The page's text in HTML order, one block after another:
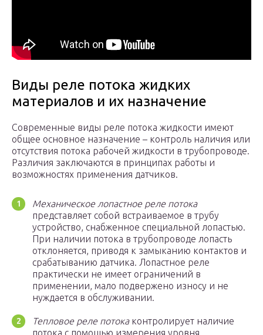
Виды реле потока жидких
материалов и их назначение
Современные виды реле потока жидкости имеют
общее основное назначение – контроль наличия или
отсутствия потока рабочей жидкости в трубопроводе.
Различия заключаются в принципах работы и
возможностях применения датчиков.
Механическое лопастное реле потока
представляет собой встраиваемое в трубу
устройство, снабженное специальной лопастью.
При наличии потока в трубопроводе лопасть
отклоняется, приводя к замыканию контактов и
срабатыванию датчика. Лопастное реле
практически не имеет ограничений в
применении, мало подвержено износу и не
нуждается в обслуживании.
Тепловое реле потокаконтролирует наличие
потока с помощью измерения уровня